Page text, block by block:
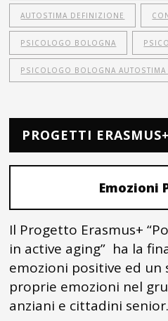
AUTOSTIMA DEFINIZIONE
PSICOLOGO BOLOGNA
PSICOLOGO BOLOGNA AUTOSTIMA
PROGETTI ERASMUS+
Emozioni
Il Progetto Erasmus+
in active aging” ha la
emozioni positive ed
proprie emozioni nel
anziani e cittadini senior.